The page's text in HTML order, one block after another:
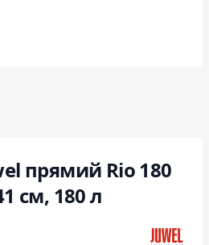
прямий Rio 180
см, 180 л